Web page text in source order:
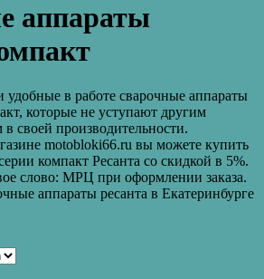
аппараты
в работе сварочные аппараты
которые не уступают другим
своей производительности.
motobloki66.ru вы можете купить
компакт Ресанта со скидкой в 5%.
слово: МРЦ при оформлении заказа.
аппараты ресанта в Екатеринбурге